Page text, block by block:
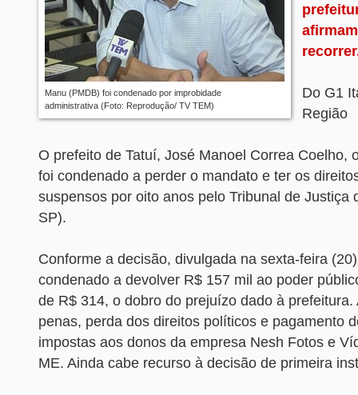
Manu (PMDB) foi condenado por improbidade
administrativa (Foto: Reprodução/ TV TEM)
Do G1
Região
O prefeito de Tatuí, José Manoel Correa Coelho,
foi condenado a perder o mandato e ter os
suspensos por oito anos pelo Tribunal de Justiça
SP).
Conforme a decisão, divulgada na sexta-feira
condenado a devolver R$ 157 mil ao poder
de R$ 314, o dobro do prejuízo dado à prefeitura.
penas, perda dos direitos políticos e pagamento
impostas aos donos da empresa Nesh Fotos e
ME. Ainda cabe recurso à decisão de primeira